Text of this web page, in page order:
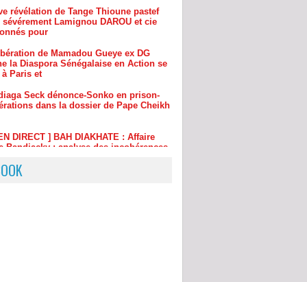
de Mamadou Gueye ex DG
la Diaspora Sénégalaise en Action se
Paris et
Seck dénonce-Sonko en prison-
dans la dossier de Pape Cheikh
DIRECT ] BAH DIAKHATE : Affaire
Bandiacky : analyse des incohérences
explosive de Tange Ndiaga Seck